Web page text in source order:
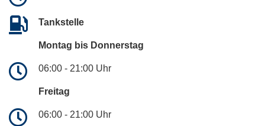
Tankstelle
Montag bis Donnerstag
06:00 - 21:00 Uhr
Freitag
06:00 - 21:00 Uhr